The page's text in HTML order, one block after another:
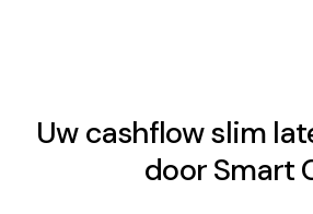
Uw cashflow slim
door Smart